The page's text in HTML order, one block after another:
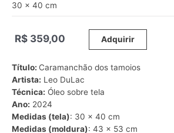
30 x 40 cm
R$ 359,00 Adquirir
Título: Caramanchão dos tamoios
Artista: Leo DuLac
Técnica: Óleo sobre tela
Ano: 2024
Medidas (tela): 30 x 40 cm
Medidas (moldura): 43 x 53 cm